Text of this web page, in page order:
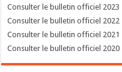
Consulter le bulletin officiel 2023
Consulter le bulletin officiel 2022
Consulter le bulletin officiel 2021
Consulter le bulletin officiel 2020